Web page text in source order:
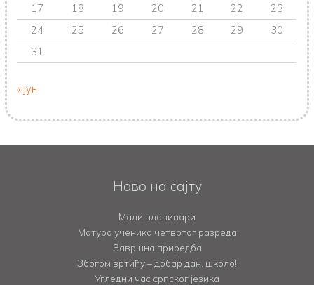
17
18 19 20 21 22
23
24
25 26 27 28 29
30
31
« јун
Ново на сајту
Мали планинари
Матура ученика четвртог разреда
Завршна приредба
Збогом вртићу – добар дан, школо!
Угледни час српског језика